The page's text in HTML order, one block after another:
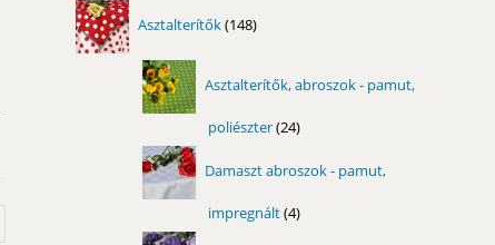
Asztalterítők 148
termék
Asztalterítők, abroszok - pamut,
poliészter 2424
Damaszt abroszok - pamut,
impregnált 44